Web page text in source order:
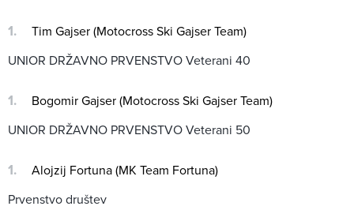
Tim Gajser (Motocross Ski Gajser Team)
UNIOR DRŽAVNO PRVENSTVO Veterani 40
Bogomir Gajser (Motocross Ski Gajser Team)
UNIOR DRŽAVNO PRVENSTVO Veterani 50
Alojzij Fortuna (MK Team Fortuna)
Prvenstvo društev